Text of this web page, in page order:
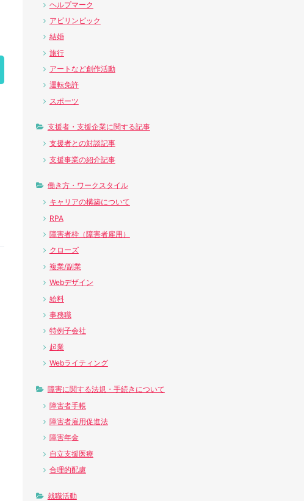
ヘルプマーク
アビリンピック
結婚
旅行
アートなど創作活動
運転免許
スポーツ
支援者・支援企業に関する記事
支援者との対談記事
支援事業の紹介記事
働き方・ワークスタイル
キャリアの構築について
RPA
障害者枠（障害者雇用）
クローズ
複業/副業
Webデザイン
給料
事務職
特例子会社
起業
Webライティング
障害に関する法規・手続きについて
障害者手帳
障害者雇用促進法
障害年金
自立支援医療
合理的配慮
就職活動